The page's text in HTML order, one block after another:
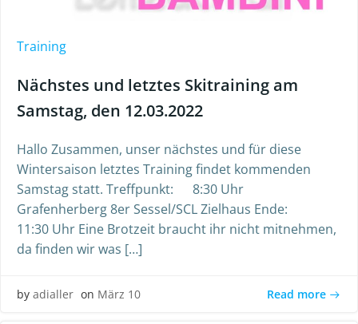
Training
Nächstes und letztes Skitraining am
Samstag, den 12.03.2022
Hallo Zusammen, unser nächstes und für diese
Wintersaison letztes Training findet kommenden
Samstag statt. Treffpunkt: 8:30 Uhr
Grafenherberg 8er Sessel/SCL Zielhaus Ende:
11:30 Uhr Eine Brotzeit braucht ihr nicht mitnehmen,
da finden wir was […]
by adialler on März 10 Read more